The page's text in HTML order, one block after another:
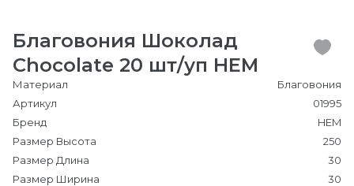
Благовония Шоколад
Chocolate 20 шт/уп HEM
Материал
Благовония
Артикул
01995
Бренд
HEM
Размер Высота
250
Размер Длина
30
Размер Ширина
30